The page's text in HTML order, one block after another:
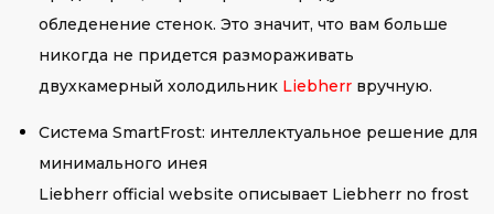
обледенение стенок. Это значит, что вам больше
никогда не придется размораживать
двухкамерный холодильник Liebherr вручную.
Система SmartFrost: интеллектуальное решение для
минимального инея
Liebherr official website описывает Liebherr no frost